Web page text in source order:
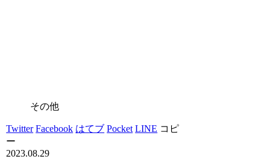
その他
Twitter Facebook はてブ Pocket LINE コピ
ー
2023.08.29